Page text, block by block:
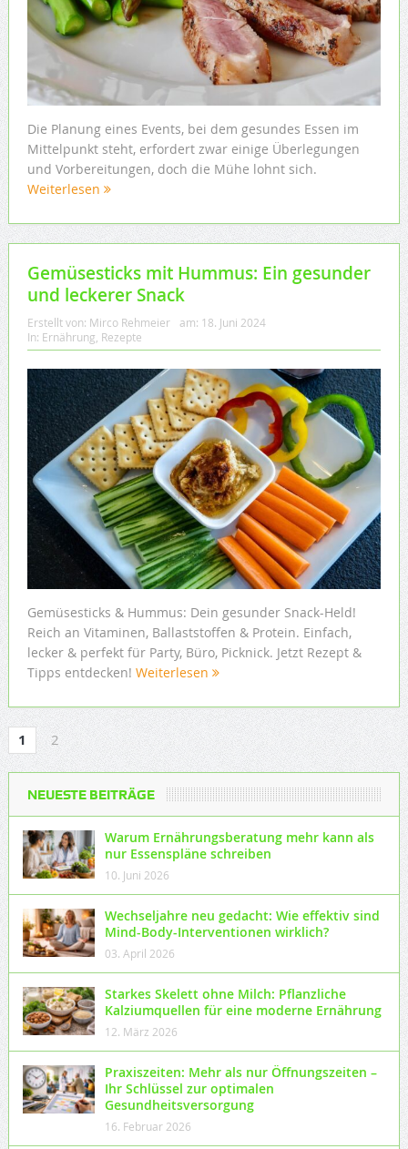
Die Planung eines Events, bei dem gesundes Essen im
Mittelpunkt steht, erfordert zwar einige Überlegungen
und Vorbereitungen, doch die Mühe lohnt sich.
Weiterlesen
Gemüsesticks mit Hummus: Ein gesunder
und leckerer Snack
Erstellt von: Mirco Rehmeier am: 18. Juni 2024
In: Ernährung Rezepte
Gemüsesticks & Hummus: Dein gesunder Snack-Held!
Reich an Vitaminen, Ballaststoffen & Protein. Einfach,
lecker & perfekt für Party, Büro, Picknick. Jetzt Rezept &
Tipps entdecken! Weiterlesen
1 2
NEUESTE BEITRÄGE
Warum Ernährungsberatung mehr kann als
nur Essenspläne schreiben
10. Juni 2026
Wechseljahre neu gedacht: Wie effektiv sind
Mind-Body-Interventionen wirklich?
03. April 2026
Starkes Skelett ohne Milch: Pflanzliche
Kalziumquellen für eine moderne Ernährung
12. März 2026
Praxiszeiten: Mehr als nur Öffnungszeiten –
Ihr Schlüssel zur optimalen
Gesundheitsversorgung
16. Februar 2026